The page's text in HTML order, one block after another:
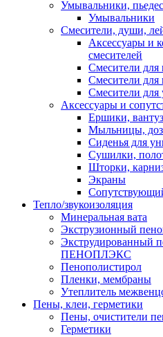
Умывальники,
Умывальники
Смесители, души,
Аксессуары и
смесителей
Смесители
Смесители для
Смесители для
Аксессуары и
Ершики,
Мыльницы,
Сиденья для
Сушилки,
Шторки,
Экраны
Тепло/звукоизоляция
Минеральная вата
Экструзионный
Экструдированный
ПЕНОПЛЭКС
Пенополистирол
Пленки, мембраны
Утеплитель
Пены, клеи, герметики
Пены, очистители
Герметики